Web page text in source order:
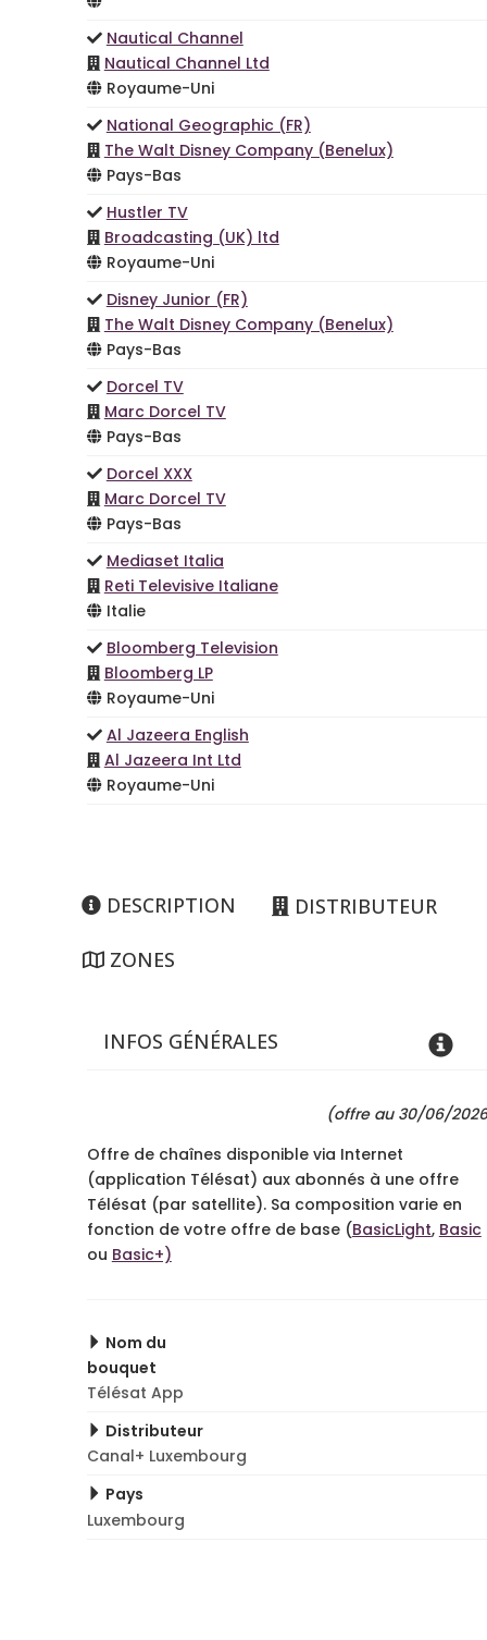
Nautical Channel
Nautical Channel Ltd
Royaume-Uni
National Geographic (FR)
The Walt Disney Company (Benelux)
Pays-Bas
Hustler TV
Broadcasting (UK) ltd
Royaume-Uni
Disney Junior (FR)
The Walt Disney Company (Benelux)
Pays-Bas
Dorcel TV
Marc Dorcel TV
Pays-Bas
Dorcel XXX
Marc Dorcel TV
Pays-Bas
Mediaset Italia
Reti Televisive Italiane
Italie
Bloomberg Television
Bloomberg LP
Royaume-Uni
Al Jazeera English
Al Jazeera Int Ltd
Royaume-Uni
DESCRIPTION DISTRIBUTEUR
ZONES
INFOS GÉNÉRALES
(offre au 30/06/
Offre de chaînes disponible via Internet
(application Télésat) aux abonnés à une offre
Télésat (par satellite). Sa composition varie en
fonction de votre offre de base (BasicLight, Basic
ou Basic+)
Nom du
bouquet
Télésat App
Distributeur
Canal+ Luxembourg
Pays
Luxembourg